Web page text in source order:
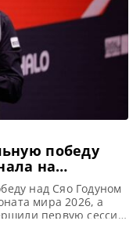
победу
на
над Сяо Годуном
мира 2026, а
первую сессию